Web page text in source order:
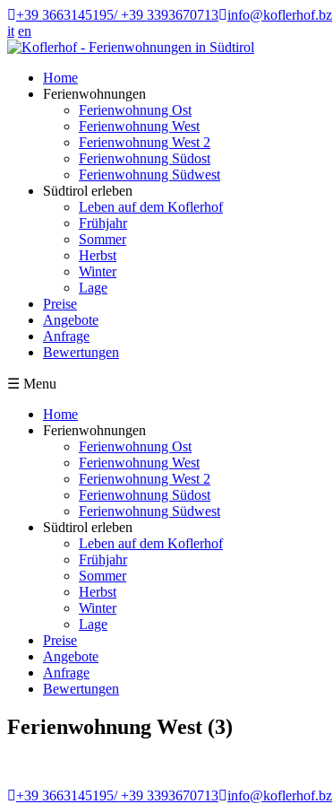
+39 3663145195/ +39 3393670713 info@koflerhof.bz
it en
Home
Ferienwohnungen
Ferienwohnung Ost
Ferienwohnung West
Ferienwohnung West 2
Ferienwohnung Südost
Ferienwohnung Südwest
Südtirol erleben
Leben auf dem Koflerhof
Frühjahr
Sommer
Herbst
Winter
Lage
Preise
Angebote
Anfrage
Bewertungen
☰ Menu
Home
Ferienwohnungen
Ferienwohnung Ost
Ferienwohnung West
Ferienwohnung West 2
Ferienwohnung Südost
Ferienwohnung Südwest
Südtirol erleben
Leben auf dem Koflerhof
Frühjahr
Sommer
Herbst
Winter
Lage
Preise
Angebote
Anfrage
Bewertungen
Ferienwohnung West (3)
+39 3663145195/ +39 3393670713 info@koflerhof.bz